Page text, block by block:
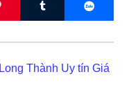
Thành Uy tín Giá